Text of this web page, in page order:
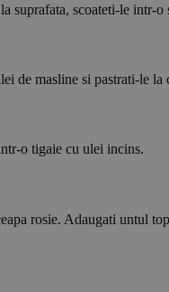
suprafata, scoateti-le intr-
de masline si pastrati-le la
o tigaie cu ulei incins.
rosie. Adaugati untul